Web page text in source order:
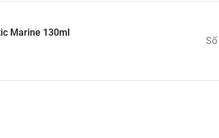
Marine 130ml